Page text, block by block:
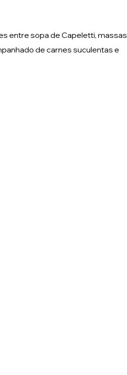
entre sopa de Capeletti, massas
de carnes suculentas e